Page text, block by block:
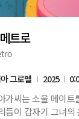
트로
그로펠 2025
가씨는 소울 메이
듬이 갑자기 그녀의